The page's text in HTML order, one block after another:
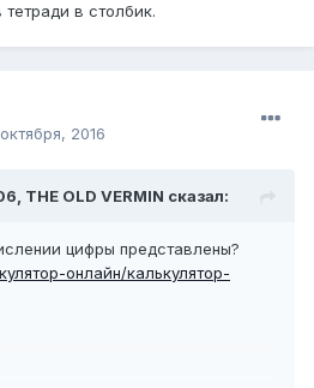
в столбик.
2016
THE OLD VERMIN сказал:
цифры представлены?
онлайн/калькулятор-